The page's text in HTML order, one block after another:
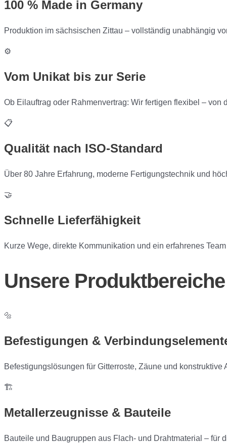
100 % Made in Germany
Produktion im sächsischen Zittau – vollständig unabhängig
⚙️
Vom Unikat bis zur Serie
Ob Eilauftrag oder Rahmenvertrag: Wir fertigen flexibel –
📋
Qualität nach ISO-Standard
Über 80 Jahre Erfahrung, moderne Fertigungstechnik und
🤝
Schnelle Lieferfähigkeit
Kurze Wege, direkte Kommunikation und ein erfahrenes
Unsere Produktbereiche
🔩
Befestigungen &
Befestigungslösungen für Gitterroste, Zäune und konstruktive
🏗️
Metallerzeugnisse & Bauteile
Bauteile und Baugruppen aus Flach- und Drahtmaterial – für